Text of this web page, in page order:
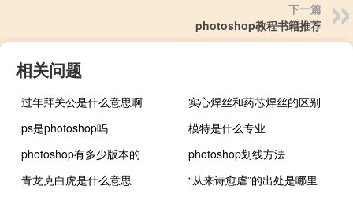
下一篇
photoshop教程书籍推荐
相关问题
过年拜关公是什么意思啊
实心焊丝和药芯焊丝的区别
ps是photoshop吗
模特是什么专业
photoshop有多少版本的
photoshop划线方法
青龙克白虎是什么意思
“从来诗愈虐”的出处是哪里